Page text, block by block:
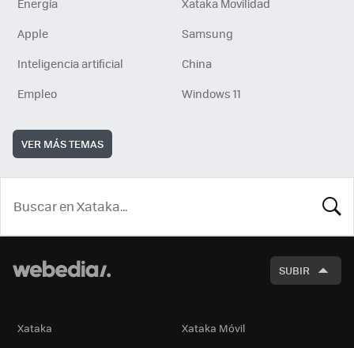
Apple
Samsung
Inteligencia artificial
China
Empleo
Windows 11
VER MÁS TEMAS
SUBIR
Xataka
Xataka Móvil